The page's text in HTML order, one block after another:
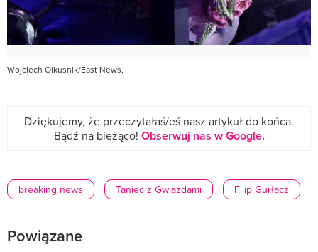
Wojciech Olkusnik/East News,
Dziękujemy, że przeczytałaś/eś nasz artykuł do końca.
Bądź na bieżąco! Obserwuj nas w Google.
breaking news Taniec z Gwiazdami Filip Gurłacz
Powiązane